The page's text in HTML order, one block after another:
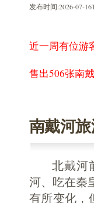
发布时间:2026-07-
近一周有 位
售出 506张南
南戴河
北戴河前
河、吃在秦
有所变化，